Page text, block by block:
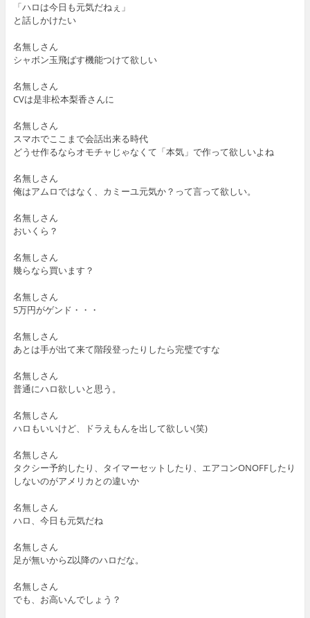
「ハロは今日も元気だねぇ」
と話しかけたい
名無しさん
シャボン玉飛ばす機能つけて欲しい
名無しさん
CVは是非松本梨香さんに
名無しさん
スマホでここまで会話出来る時代
どうせ作るならオモチャじゃなくて「本気」で作って欲しいよね
名無しさん
俺はアムロではなく、カミーユ元気か？って言って欲しい。
名無しさん
おいくら？
名無しさん
幾らなら買います？
名無しさん
5万円がゲンド・・・
名無しさん
あとは手が出て来て階段登ったりしたら完璧ですな
名無しさん
普通にハロ欲しいと思う。
名無しさん
ハロもいいけど、ドラえもんを出して欲しい(笑)
名無しさん
タクシー予約したり、タイマーセットしたり、エアコンONOFFしたり
しないのがアメリカとの違いか
名無しさん
ハロ、今日も元気だね
名無しさん
足が無いからZ以降のハロだな。
名無しさん
でも、お高いんでしょう？